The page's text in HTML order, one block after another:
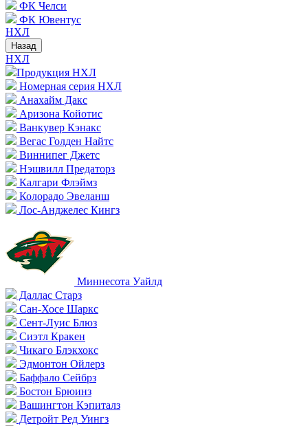
ФК Челси
ФК Ювентус
НХЛ
Назад
НХЛ
Продукция НХЛ
Номерная серия НХЛ
Анахайм Дакс
Аризона Койотис
Ванкувер Кэнакс
Вегас Голден Найтс
Виннипег Джетс
Нэшвилл Предаторз
Калгари Флэймз
Колорадо Эвеланш
Лос-Анджелес Кингз
Миннесота Уайлд
Даллас Старз
Сан-Хосе Шаркс
Сент-Луис Блюз
Сиэтл Кракен
Чикаго Блэкхокс
Эдмонтон Ойлерз
Баффало Сейбрз
Бостон Брюинз
Вашингтон Кэпиталз
Детройт Ред Уингз